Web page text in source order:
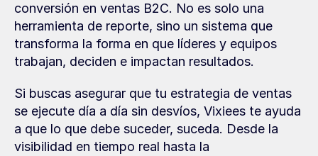
conversión en ventas B2C. No es solo una
herramienta de reporte, sino un sistema que
transforma la forma en que líderes y equipos
trabajan, deciden e impactan resultados.
Si buscas asegurar que tu estrategia de ventas
se ejecute día a día sin desvíos, Vixiees te ayuda
a que lo que debe suceder, suceda. Desde la
visibilidad en tiempo real hasta la